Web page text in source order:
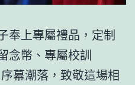
奉上專屬禮品，定制
念幣、專屬校訓
幕潮落，致敬這場相